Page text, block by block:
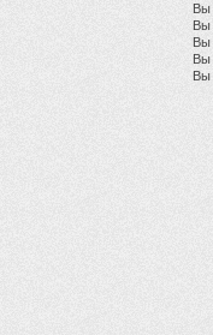
Вы
Вы
Вы
Вы
Вы